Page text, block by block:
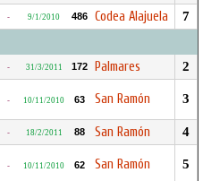
- 9/1/2010 486 Codea Alajuela 7
- 31/3/2011 172 Palmares 2
- 10/11/2010 63 San Ramón 3
- 18/2/2011 88 San Ramón 4
- 10/11/2010 62 San Ramón 5